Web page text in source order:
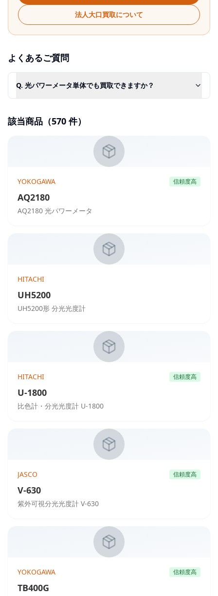
法人大口買取について
よくあるご質問
Q. 光パワーメータ単体でも買取できますか？
該当商品（570 件）
YOKOGAWA 信頼度高
AQ2180
AQ2180 光パワーメータ
HITACHI
UH5200
UH5200形 分光光度計
HITACHI 信頼度高
U-1800
比色計・分光光度計 U-1800
JASCO 信頼度高
V-630
紫外可視分光光度計 V-630
YOKOGAWA 信頼度高
TB400G